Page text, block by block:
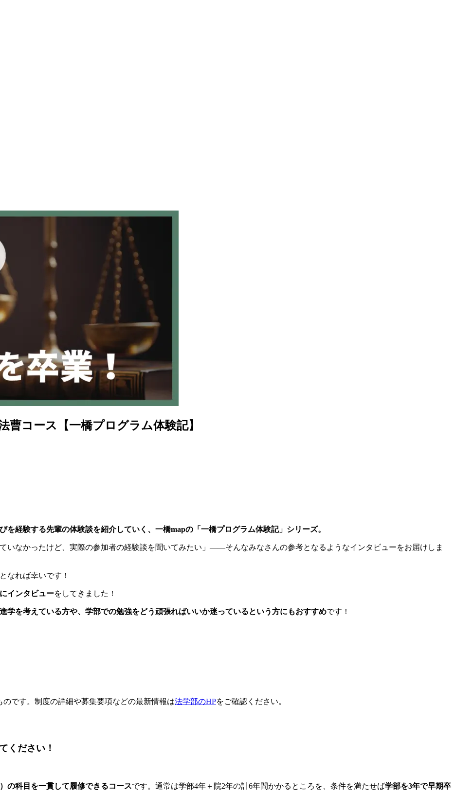
曹コース【一橋プログラム体験記】
を経験する先輩の体験談を紹介していく、一橋mapの「一橋プログラム体験記」シリーズ。
いなかったけど、実際の参加者の経験談を聞いてみたい」——そんなみなさんの参考となるようなインタビューをお届けしま
なれば幸いです！
インタビューをしてきました！
学を考えている方や、学部での勉強をどう頑張ればいいか迷っているという方にもおすすめです！
です。制度の詳細や募集要項などの最新情報は法学部のHPをご確認ください。
ください！
の科目を一貫して履修できるコースです。通常は学部4年＋院2年の計6年間かかるところを、条件を満たせば学部を3年で早期卒